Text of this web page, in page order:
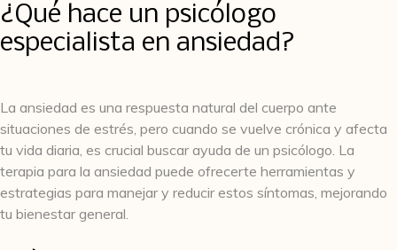
¿Qué hace un psicólogo
especialista en ansiedad?
La ansiedad es una respuesta natural del cuerpo ante
situaciones de estrés, pero cuando se vuelve crónica y afecta
tu vida diaria, es crucial buscar ayuda de un psicólogo. La
terapia para la ansiedad puede ofrecerte herramientas y
estrategias para manejar y reducir estos síntomas, mejorando
tu bienestar general.